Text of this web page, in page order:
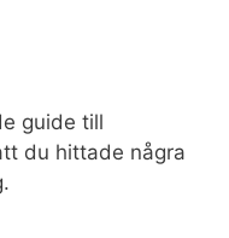
guide till
du hittade några